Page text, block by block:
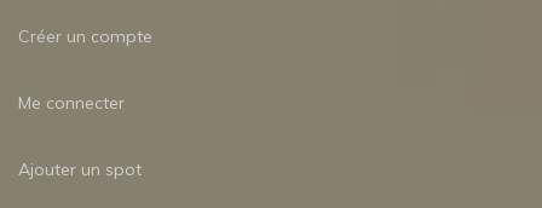
Créer un compte
Me connecter
Ajouter un spot